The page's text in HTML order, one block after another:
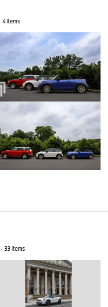
4 Items
· 33 Items